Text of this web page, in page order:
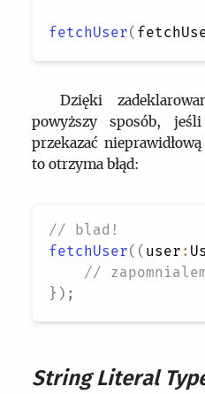
fetchUser(
Dzięki
powyższy sposób,
przekazać
to otrzyma błąd:
// blad!
fetchUser( ( user :
//
} ) ;
String Literal